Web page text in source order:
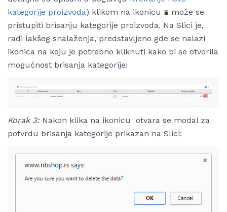
kategorije proizvoda) klikom na ikonicu
može se
pristupiti brisanju kategorije proizvoda. Na Slici je,
radi lakšeg snalaženja, predstavljeno gde se nalazi
ikonica na koju je potrebno kliknuti kako bi se otvorila
mogućnost brisanja kategorije:
Korak 3: Nakon klika na ikonicu
otvara se modal za
potvrdu brisanja kategorije prikazan na Slici: